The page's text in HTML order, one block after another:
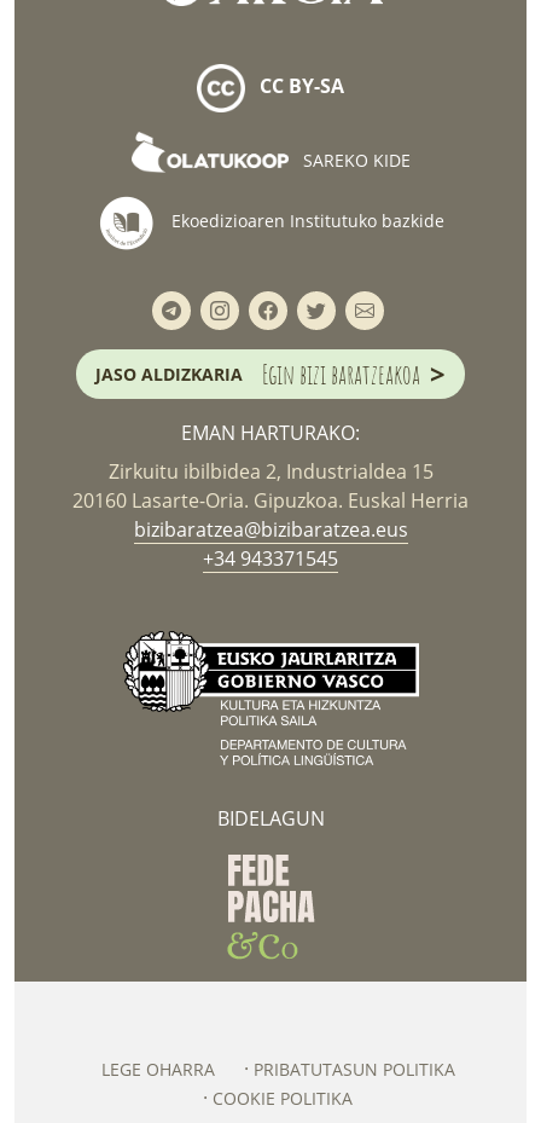
CC BY-SA
SAREKO KIDE
Ekoedizioaren Institutuko bazkide
JASO ALDIZKARIA Egin bizi baratzeakoa >
EMAN HARTURAKO:
Zirkuitu ibilbidea 2, Industrialdea 15
20160 Lasarte-Oria. Gipuzkoa. Euskal Herria
bizibaratzea@bizibaratzea.eus
+34 943371545
BIDELAGUN
LEGE OHARRA
PRIBATUTASUN POLITIKA
COOKIE POLITIKA